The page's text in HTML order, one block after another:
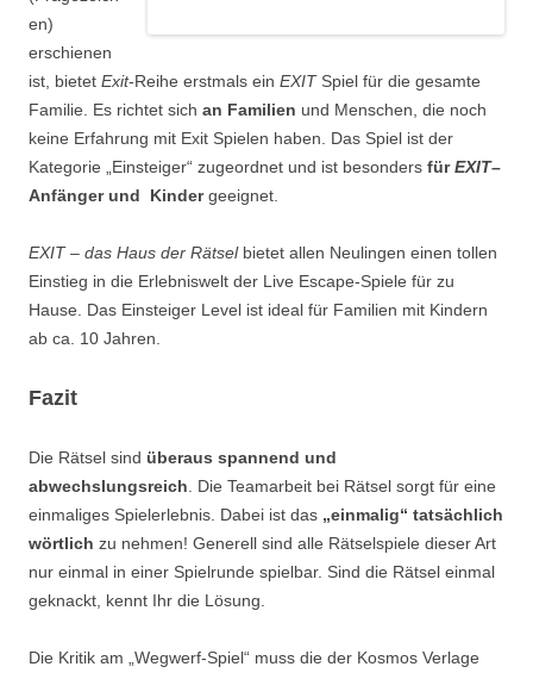
en)
erschienen
ist, bietet Exit-Reihe erstmals ein EXITSpiel für die gesamte
Familie. Es richtet sich an Familien und Menschen, die noch
keine Erfahrung mit Exit Spielen haben. Das Spiel ist der
Kategorie „Einsteiger“ zugeordnet und ist besonders fürEXIT–
Anfänger und Kindergeeignet.
EXIT – das Haus der Rätselbietet allen Neulingen einen tollen
Einstieg in die Erlebniswelt der Live Escape-Spiele für zu
Hause. Das Einsteiger Level ist ideal für Familien mit Kindern
ab ca. 10 Jahren.
Fazit
Die Rätsel sind überaus spannend und
abwechslungsreich. Die Teamarbeit bei Rätsel sorgt für eine
einmaliges Spielerlebnis. Dabei ist das „einmalig“ tatsächlich
wörtlich zu nehmen! Generell sind alle Rätselspiele dieser Art
nur einmal in einer Spielrunde spielbar. Sind die Rätsel einmal
geknackt, kennt Ihr die Lösung.
Die Kritik am „Wegwerf-Spiel“ muss die der Kosmos Verlage